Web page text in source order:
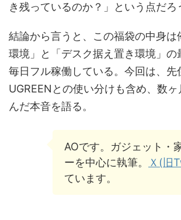
き残っているのか？」という点だろ
結論から言うと、この福袋の中身は
環境」と「デスク据え置き環境」の
毎日フル稼働している。今回は、先
UGREENとの使い分けも含め、数
んだ本音を語る。
AOです。ガジェット・
ーを中心に執筆。
Ｘ(旧
ています。